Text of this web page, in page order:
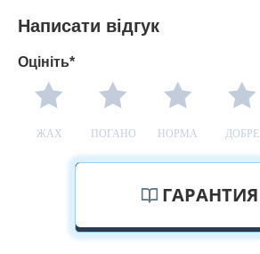
Написати відгук
Оцініть*
ЖАХ ПОГАНО НОРМА ДОБРЕ
ГАРАНТИЯ